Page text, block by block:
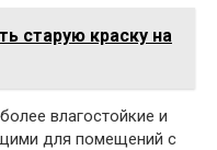
старую краску на
влагостойкие и
для помещений с